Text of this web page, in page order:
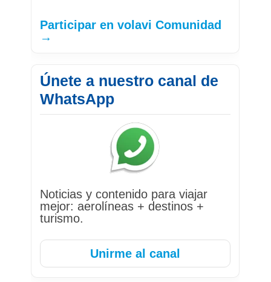
Participar en volavi Comunidad
→
Únete a nuestro canal de
WhatsApp
Noticias y contenido para viajar
mejor: aerolíneas + destinos +
turismo.
Unirme al canal